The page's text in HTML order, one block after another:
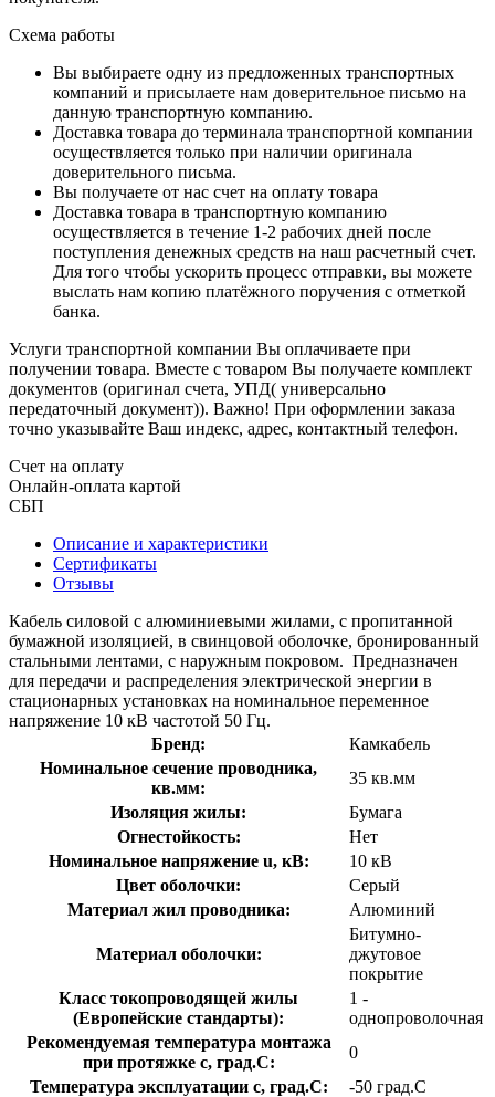
Схема работы
Вы выбираете одну из предложенных транспортных
компаний и присылаете нам доверительное письмо на
данную транспортную компанию.
Доставка товара до терминала транспортной компании
осуществляется только при наличии оригинала
доверительного письма.
Вы получаете от нас счет на оплату товара
Доставка товара в транспортную компанию
осуществляется в течение 1-2 рабочих дней после
поступления денежных средств на наш расчетный счет.
Для того чтобы ускорить процесс отправки, вы можете
выслать нам копию платёжного поручения с отметкой
банка.
Услуги транспортной компании Вы оплачиваете при
получении товара. Вместе с товаром Вы получаете комплект
документов (оригинал счета, УПД( универсально
передаточный документ)). Важно! При оформлении заказа
точно указывайте Ваш индекс, адрес, контактный телефон.
Счет на оплату
Онлайн-оплата картой
СБП
Описание и характеристики
Сертификаты
Отзывы
Кабель силовой с алюминиевыми жилами, с пропитанной
бумажной изоляцией, в свинцовой оболочке, бронированный
стальными лентами, с наружным покровом. Предназначен
для передачи и распределения электрической энергии в
стационарных установках на номинальное переменное
напряжение 10 кВ частотой 50 Гц.
Бренд:
Камкабель
Номинальное сечение проводника,
кв.мм:
35 кв.мм
Изоляция жилы:
Бумага
Огнестойкость:
Нет
Номинальное напряжение u, кВ:
10 кВ
Цвет оболочки:
Серый
Материал жил проводника:
Алюминий
Материал оболочки:
Битумно-
джутовое
покрытие
Класс токопроводящей жилы
(Европейские стандарты):
1 -
однопроволочная
Рекомендуемая температура монтажа
при протяжке с, град.C:
0
Температура эксплуатации с, град.C:
-50 град.C